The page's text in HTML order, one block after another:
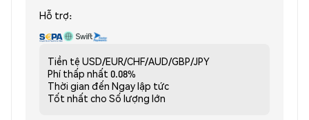
Hỗ trợ:
Tiền tệ USD/EUR/CHF/AUD/GBP/JPY
Phí thấp nhất 0.08%
Thời gian đến Ngay lập tức
Tốt nhất cho Số lượng lớn